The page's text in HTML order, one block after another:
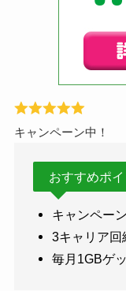
キャンペーン中！
おすすめポイ
キャンペー
3キャリア回
毎月1GBゲ